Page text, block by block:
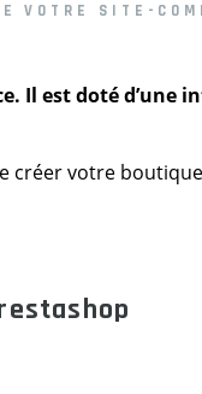
SITE-
Il est doté d’une
créer votre